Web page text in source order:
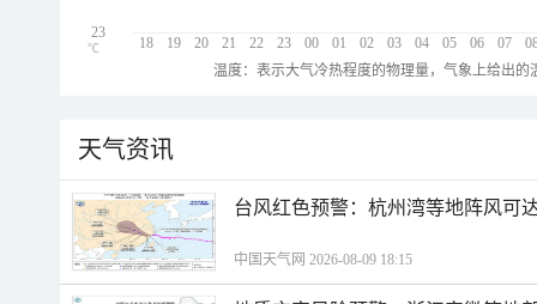
18 19 20 21 22 23 00 01 02 03 04 05 06 07
23
℃
温度：表示大气冷热程度的物理量，气象上给出
天气资讯
台风红色预警：杭州湾等地阵风可
中国天气网 2026-08-09 18:15